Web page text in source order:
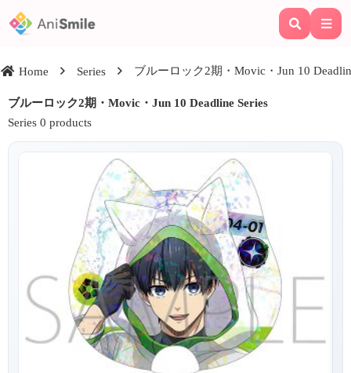
Home Series ブルーロック2期・Movic・Jun 10
ブルーロック2期・Movic・Jun 10 Deadline Series
Series 0 products